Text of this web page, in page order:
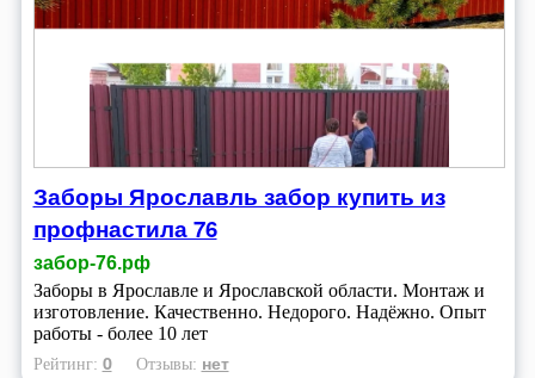
Заборы Ярославль забор купить из
профнастила 76
забор-76.рф
Заборы в Ярославле и Ярославской области. Монтаж и
изготовление. Качественно. Недорого. Надёжно. Опыт
работы - более 10 лет
Рейтинг: 0 Отзывы: нет